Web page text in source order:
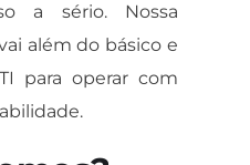
a sério. Nossa
além do básico e
para operar com